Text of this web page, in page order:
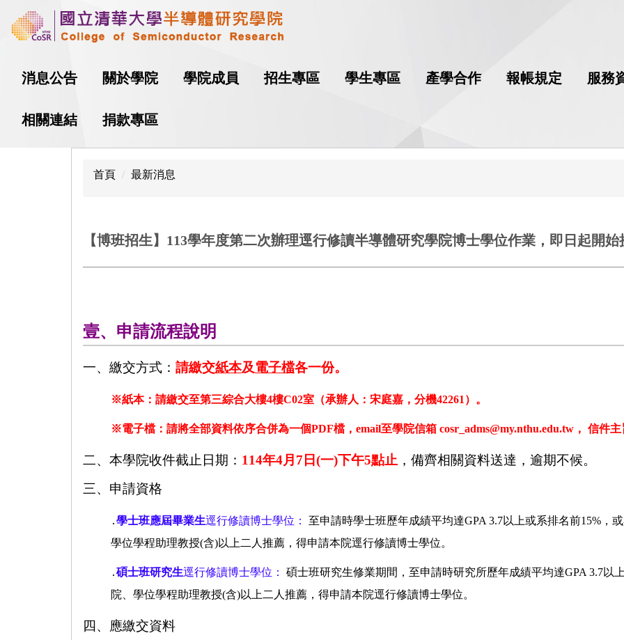
跳
到
消息公告 關於學院 學院成員 招生專區 學生專區 產學合作 報帳規定 服務
相關連結 捐款專區
首頁 最新消息
【博班招生】113學年度第二次辦理逕行修讀半導體研究學院博士學位作業，即日起開
壹、申請流程說明
一、繳交方式： 請繳交紙本及 電子檔各一份。
※紙本：請繳交至第三綜合大樓4樓C02室（承辦人：宋庭嘉，分機42261）。
※電子檔：請將全部資料依序合併為一個PDF檔，email至學院信箱 cosr_adms@my.nthu.edu.tw ， 信件
二、本學院收件截止日期： 114年4月7日(一)下午5點止 ，備齊相關資料送達，逾期不候。
三、申請資格
․學士班應屆畢業生逕行修讀博士學位：
至申請時學士班歷年成績平均達GPA 3.7以上或系排名前15%，
學位學程助理教授(含)以上二人推薦，得申請本院逕行修讀博士學位。
․碩士班研究生逕行修讀博士學位：
碩士班研究生修業期間，至申請時研究所歷年成績平均達GPA 3.7以
院、學位學程助理教授(含)以上二人推薦，得申請本院逕行修讀博士學位。
四、應繳交資料